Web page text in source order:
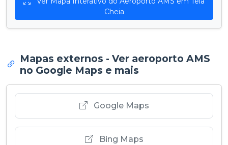
Cheia
Mapas externos - Ver aeroporto AMS
no Google Maps e mais
Google Maps
Bing Maps